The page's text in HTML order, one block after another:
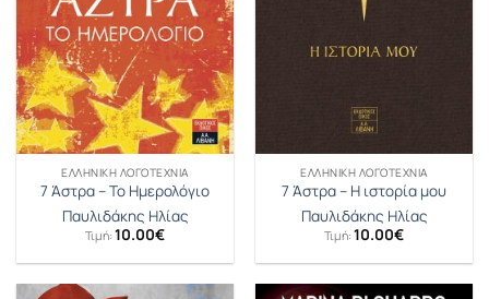
ΕΛΛΗΝΙΚΉ ΛΟΓΟΤΕΧΝΊΑ
7 Άστρα – Το Ημερολόγιο
Παυλιδάκης Ηλίας
Τιμή: 10.00€
ΕΛΛΗΝΙΚΉ ΛΟΓΟΤΕΧΝΊΑ
7 Άστρα – Η ιστορία μου
Παυλιδάκης Ηλίας
Τιμή: 10.00€